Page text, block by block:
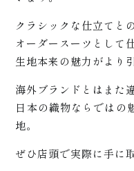
クラシックな仕立てと
オーダースーツとして
生地本来の魅力がより
海外ブランドとはまた
日本の織物ならではの
地。
ぜひ店頭で実際に手に